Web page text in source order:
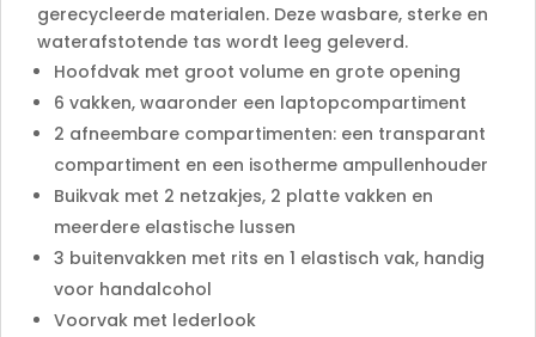
gerecycleerde materialen. Deze wasbare, sterke en
waterafstotende tas wordt leeg geleverd.
Hoofdvak met groot volume en grote opening
6 vakken, waaronder een laptopcompartiment
2 afneembare compartimenten: een transparant
compartiment en een isotherme ampullenhouder
Buikvak met 2 netzakjes, 2 platte vakken en
meerdere elastische lussen
3 buitenvakken met rits en 1 elastisch vak, handig
voor handalcohol
Voorvak met lederlook